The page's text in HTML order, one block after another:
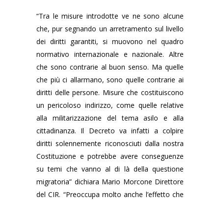
“Tra le misure introdotte ve ne sono alcune
che, pur segnando un arretramento sul livello
dei diritti garantiti, si muovono nel quadro
normativo internazionale e nazionale. Altre
che sono contrarie al buon senso. Ma quelle
che più ci allarmano, sono quelle contrarie ai
diritti delle persone. Misure che costituiscono
un pericoloso indirizzo, come quelle relative
alla militarizzazione del tema asilo e alla
cittadinanza. Il Decreto va infatti a colpire
diritti solennemente riconosciuti dalla nostra
Costituzione e potrebbe avere conseguenze
su temi che vanno al di là della questione
migratoria” dichiara Mario Morcone Direttore
del CIR. “Preoccupa molto anche l’effetto che